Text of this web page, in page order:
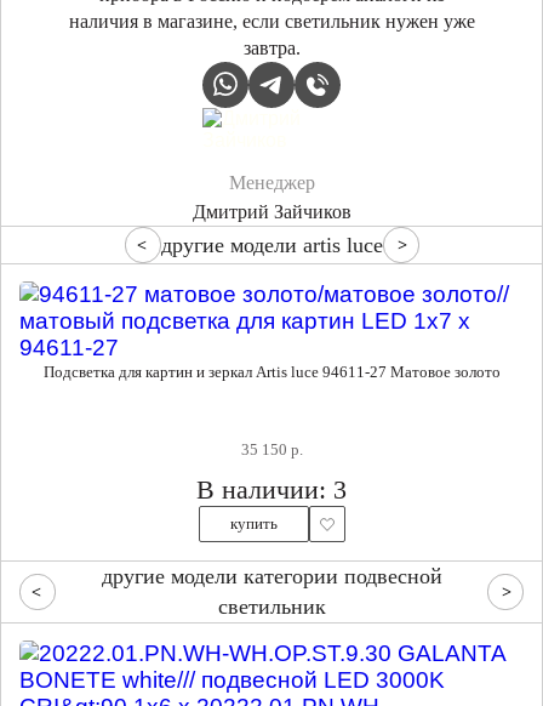
Менеджер
Дмитрий Зайчиков
наличия в магазине, если светильник нужен уже
завтра.
другие модели artis luce
Подсветка для картин и зеркал Artis luce 94611-27 Матовое золото
35 150 р.
В наличии: 3
купить
другие модели категории подвесной
светильник